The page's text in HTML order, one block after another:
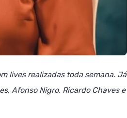
lives realizadas toda semana. Já
Afonso Nigro, Ricardo Chaves e